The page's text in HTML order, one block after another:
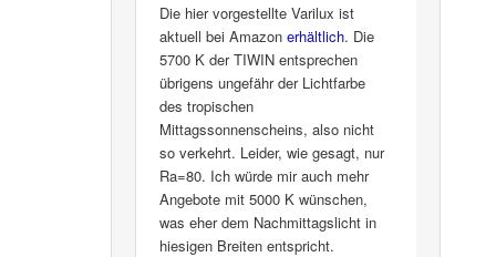
Die hier vorgestellte Varilux ist
aktuell bei Amazonerhältlich. Die
5700 K der TIWIN entsprechen
übrigens ungefähr der Lichtfarbe
des tropischen
Mittagssonnenscheins, also nicht
so verkehrt. Leider, wie gesagt, nur
Ra=80. Ich würde mir auch mehr
Angebote mit 5000 K wünschen,
was eher dem Nachmittagslicht in
hiesigen Breiten entspricht.